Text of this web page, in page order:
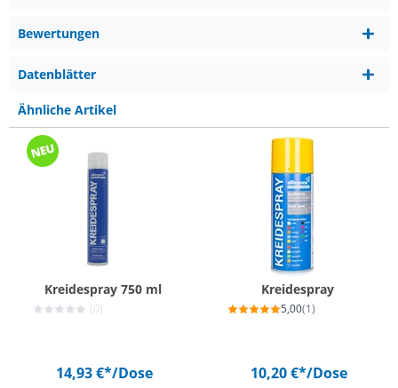
Bewertungen
Datenblätter
Ähnliche Artikel
Kreidespray 750 ml
(0)
14,93 €*/Dose
Kreidespray
5,00(1)
10,20 €*/Dose